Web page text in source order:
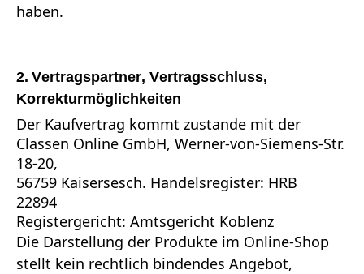
haben.
2. Vertragspartner, Vertragsschluss,
Korrekturmöglichkeiten
Der Kaufvertrag kommt zustande mit der
Classen Online GmbH, Werner-von-Siemens-Str.
18-20,
56759 Kaisersesch. Handelsregister: HRB
22894
Registergericht: Amtsgericht Koblenz
Die Darstellung der Produkte im Online-Shop
stellt kein rechtlich bindendes Angebot,